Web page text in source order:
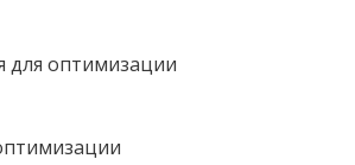
для оптимизации